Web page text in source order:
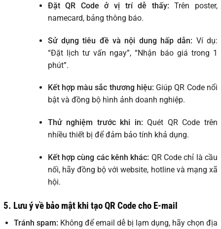
Đặt QR Code ở vị trí dễ thấy: Trên poster,
namecard, bảng thông báo.
Sử dụng tiêu đề và nội dung hấp dẫn: Ví dụ:
“Đặt lịch tư vấn ngay”, “Nhận báo giá trong 1
phút”.
Kết hợp màu sắc thương hiệu: Giúp QR Code nổi
bật và đồng bộ hình ảnh doanh nghiệp.
Thử nghiệm trước khi in: Quét QR Code trên
nhiều thiết bị để đảm bảo tính khả dụng.
Kết hợp cùng các kênh khác: QR Code chỉ là cầu
nối, hãy đồng bộ với website, hotline và mạng xã
hội.
5. Lưu ý về bảo mật khi tạo QR Code cho E-mail
Tránh spam: Không để email dễ bị lạm dụng, hãy chọn địa